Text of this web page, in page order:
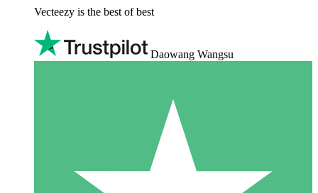
Vecteezy is the best of best
Daowang Wangsu